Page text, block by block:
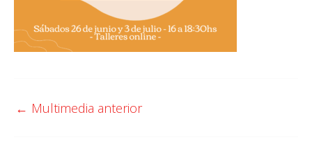
← Multimedia anterior